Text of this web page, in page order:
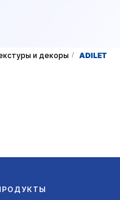
и декоры / ADILET